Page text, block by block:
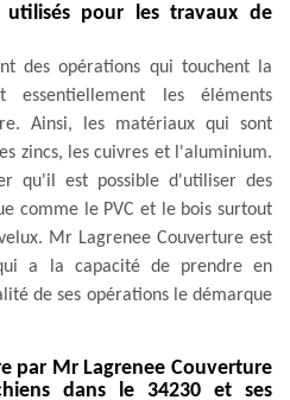
pour les travaux de
des opérations qui touchent la
les éléments
Ainsi, les matériaux qui sont
zincs, les cuivres et l'aluminium.
qu'il est possible d'utiliser des
comme le PVC et le bois surtout
Mr Lagrenee Couverture est
a la capacité de prendre en
de ses opérations le démarque
par Mr Lagrenee Couverture
dans le 34230 et ses